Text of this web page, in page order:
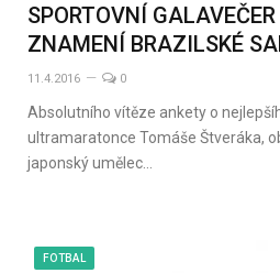
SPORTOVNÍ
ZNAMENÍ BRAZILSKÉ
11.4.2016 0
Absolutního vítěze ankety o
ultramaratonce Tomáše Štveráka,
japonský umělec…
FOTBAL